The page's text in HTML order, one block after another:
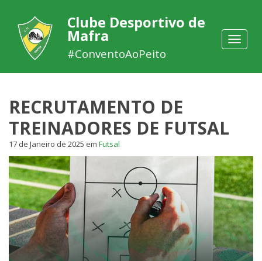
Toggle
Clube Desportivo de
Mafra
#ConventoAoPeito
RECRUTAMENTO DE
TREINADORES DE FUTSAL
17 de Janeiro de 2025 em Futsal